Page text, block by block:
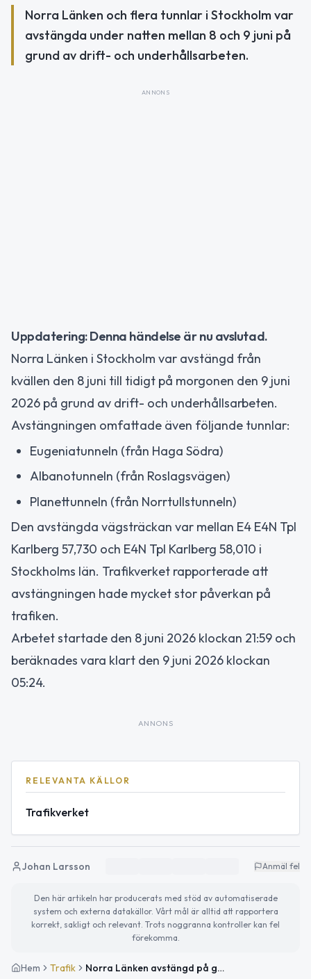
Norra Länken och flera tunnlar i Stockholm var
avstängda under natten mellan 8 och 9 juni på
grund av drift- och underhållsarbeten.
ANNONS
Uppdatering: Denna händelse är nu avslutad.
Norra Länken i Stockholm var avstängd från
kvällen den 8 juni till tidigt på morgonen den 9 juni
2026 på grund av drift- och underhållsarbeten.
Avstängningen omfattade även följande tunnlar:
Eugeniatunneln (från Haga Södra)
Albanotunneln (från Roslagsvägen)
Planettunneln (från Norrtullstunneln)
Den avstängda vägsträckan var mellan E4 E4N Tpl
Karlberg 57,730 och E4N Tpl Karlberg 58,010 i
Stockholms län. Trafikverket rapporterade att
avstängningen hade mycket stor påverkan på
trafiken.
Arbetet startade den 8 juni 2026 klockan 21:59 och
beräknades vara klart den 9 juni 2026 klockan
05:24.
ANNONS
RELEVANTA KÄLLOR
Trafikverket
Johan Larsson Anmäl fel
Den här artikeln har producerats med stöd av automatiserade
system och externa datakällor. Vårt mål är alltid att rapportera
korrekt, sakligt och relevant. Trots noggranna kontroller kan fel
förekomma.
Hem Trafik Norra Länken avstängd på grund av drift- och underhållsarbeten